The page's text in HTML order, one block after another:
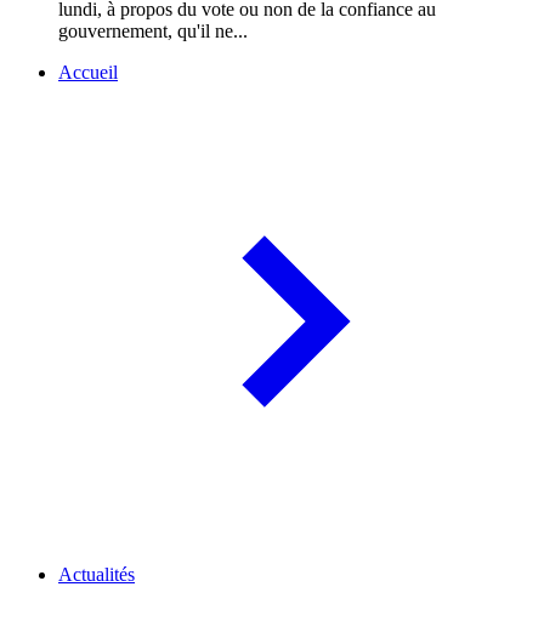
lundi, à propos du vote ou non de la confiance au
gouvernement, qu'il ne...
Accueil
Actualités